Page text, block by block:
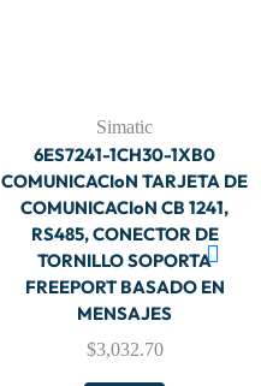
Simatic
6ES7241-1CH30-1XB0
COMUNICACIoN TARJETA DE
COMUNICACIoN CB 1241,
RS485, CONECTOR DE
TORNILLO SOPORTA
FREEPORT BASADO EN
MENSAJES
$3,032.70